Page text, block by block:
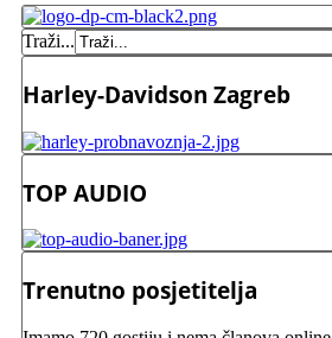
Traži...
Harley-Davidson Zagreb
TOP AUDIO
Trenutno posjetitelja